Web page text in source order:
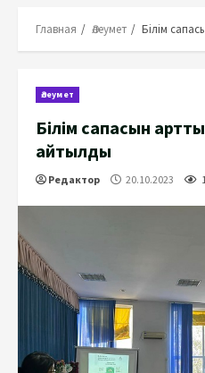
Главная Әлеумет Білім
Әлеумет
Білім сапасын
айтылды
Редактор 20.10.2023